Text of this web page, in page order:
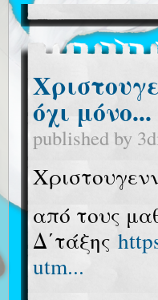
όχι μόνο...
published by
από τους
Δ΄τάξης
utm...